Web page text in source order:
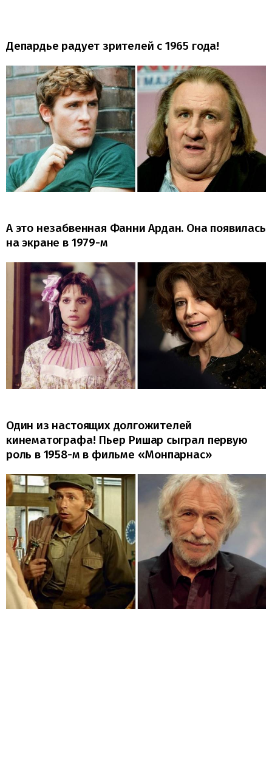
Депардье радует зрителей с 1965 года!
А это незабвенная Фанни Ардан. Она появилась
на экране в 1979-м
Один из настоящих долгожителей
кинематографа! Пьер Ришар сыграл первую
роль в 1958-м в фильме «Монпарнас»